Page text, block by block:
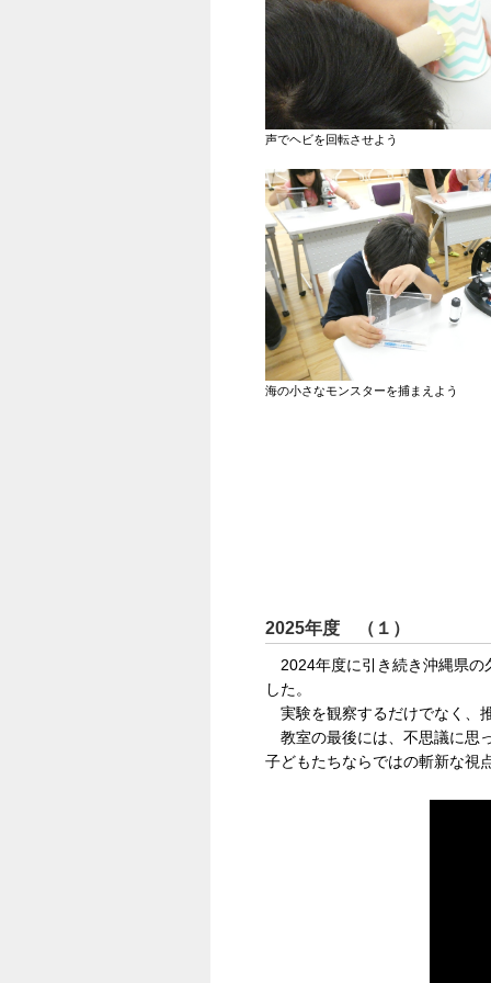
声でヘビを回転させよう
海の小さなモンスターを捕まえよう
2025年度 （１）
2024年度に引き続き沖縄県の
した。
実験を観察するだけでなく、
教室の最後には、不思議に思
子どもたちならではの斬新な視